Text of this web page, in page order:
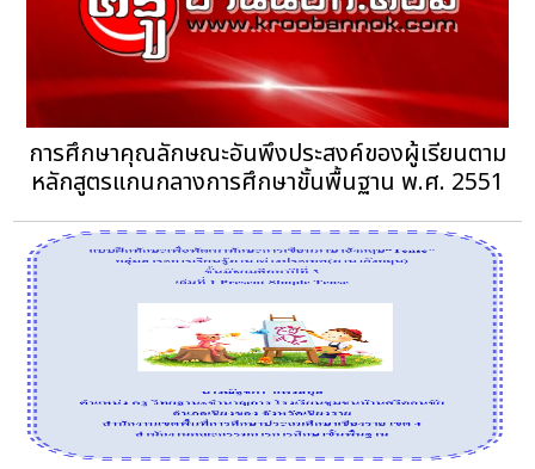
การศึกษาคุณลักษณะอันพึงประสงค์ของผู้เรียนตาม
หลักสูตรแกนกลางการศึกษาขั้นพื้นฐาน พ.ศ. 2551